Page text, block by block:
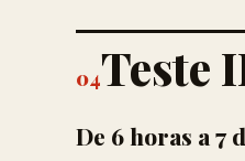
04Teste
De 6 horas a 7